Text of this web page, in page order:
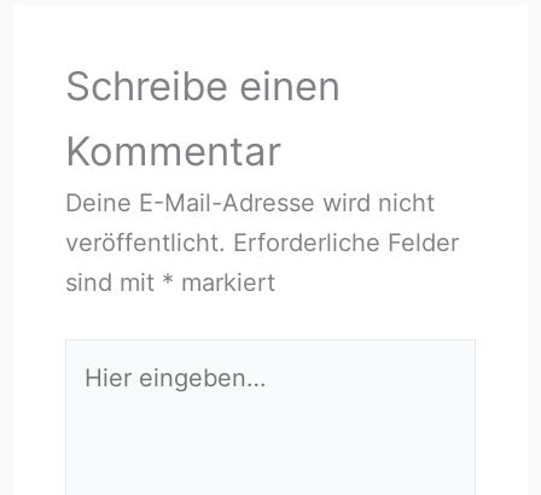
Schreibe einen
Kommentar
Deine E-Mail-Adresse wird nicht
veröffentlicht. Erforderliche Felder
sind mit * markiert
eingeben…